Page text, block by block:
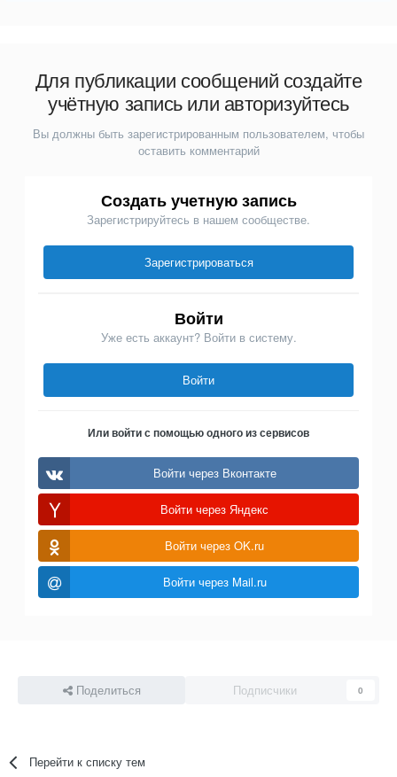
Для публикации сообщений создайте
учётную запись или авторизуйтесь
Вы должны быть зарегистрированным пользователем, чтобы
оставить комментарий
Создать учетную запись
Зарегистрируйтесь в нашем сообществе.
Зарегистрироваться
Войти
Уже есть аккаунт? Войти в систему.
Войти
Или войти с помощью одного из сервисов
Войти через Вконтакте
Войти через Яндекс
Войти через OK.ru
Войти через Mail.ru
Поделиться Подписчики 0
Перейти к списку тем